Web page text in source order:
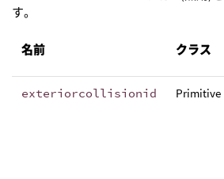
す。
名前 クラス
exteriorcollisionid Primitive